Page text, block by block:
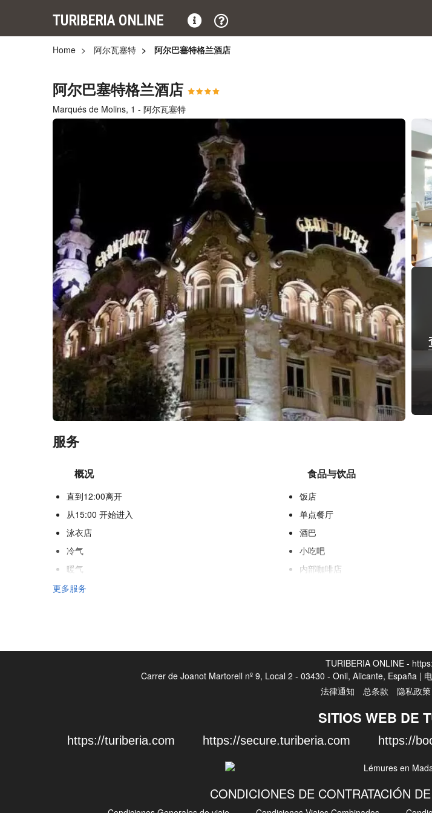
TURIBERIA ONLINE
Home 阿尔瓦塞特 阿尔巴塞特格兰酒店
阿尔巴塞特格兰酒店
Marqués de Molins, 1 - 阿尔瓦塞特
服务
概况
直到12:00离开
从15:00 开始进入
泳衣店
冷气
暖气
电梯
食品与饮品
饭店
单点餐厅
酒巴
小吃吧
内部咖啡店
行李寄存
更多服务
TURIBERIA ONLINE -
Carrer de Joanot Martorell nº 9, Local 2 - 03430 - Onil, Alicante, España |
法律通知
总条款 隐私政策
SITIOS WEB DE
https://turiberia.com https://secure.turiberia.com https://
CONDICIONES DE CONTRATACIÓN